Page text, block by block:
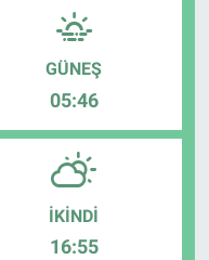
GÜNEŞ
05:46
İKINDI
16:55